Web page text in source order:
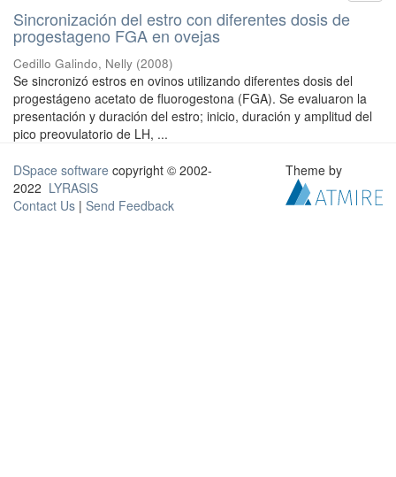
Sincronización del estro con diferentes dosis de
progestageno FGA en ovejas
Cedillo Galindo, Nelly (2008)
Se sincronizó estros en ovinos utilizando diferentes dosis del
progestágeno acetato de fluorogestona (FGA). Se evaluaron la
presentación y duración del estro; inicio, duración y amplitud del
pico preovulatorio de LH, ...
DSpace software copyright © 2002-
2022 LYRASIS
Contact Us | Send Feedback
Theme by